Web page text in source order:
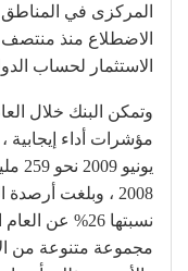
المركزى في المناطق
الاضطلاع منذ منتصف
الاستثمار لحساب
مؤشرات أداء
نسبتها 26%
مجموعة متنوعة من